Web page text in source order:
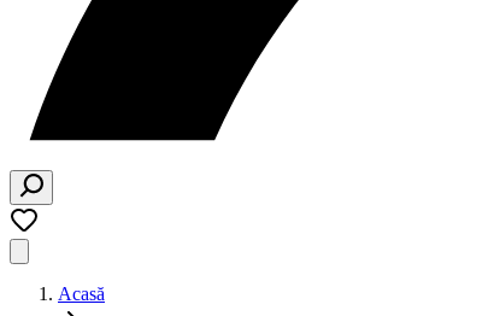
Acasă